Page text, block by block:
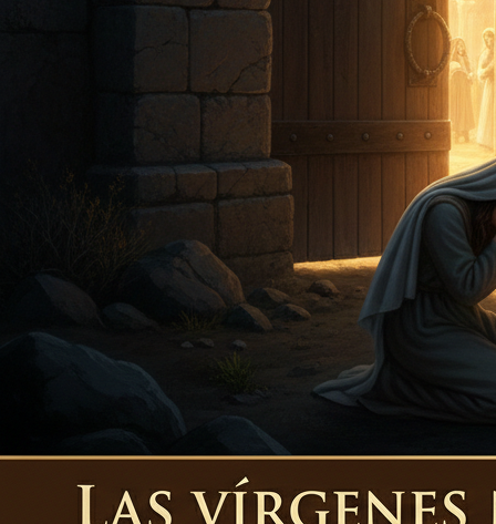
preparados para el arrebatamiento y recibir los
galardones. No toda la iglesia será arrebatada al
mismo tiempo. No se refiere a la salvación, se refiere
a estar preparado y digno para participar del Reino
milenial. Bien venido al estudio de la maravillosa
palabra de Dios.